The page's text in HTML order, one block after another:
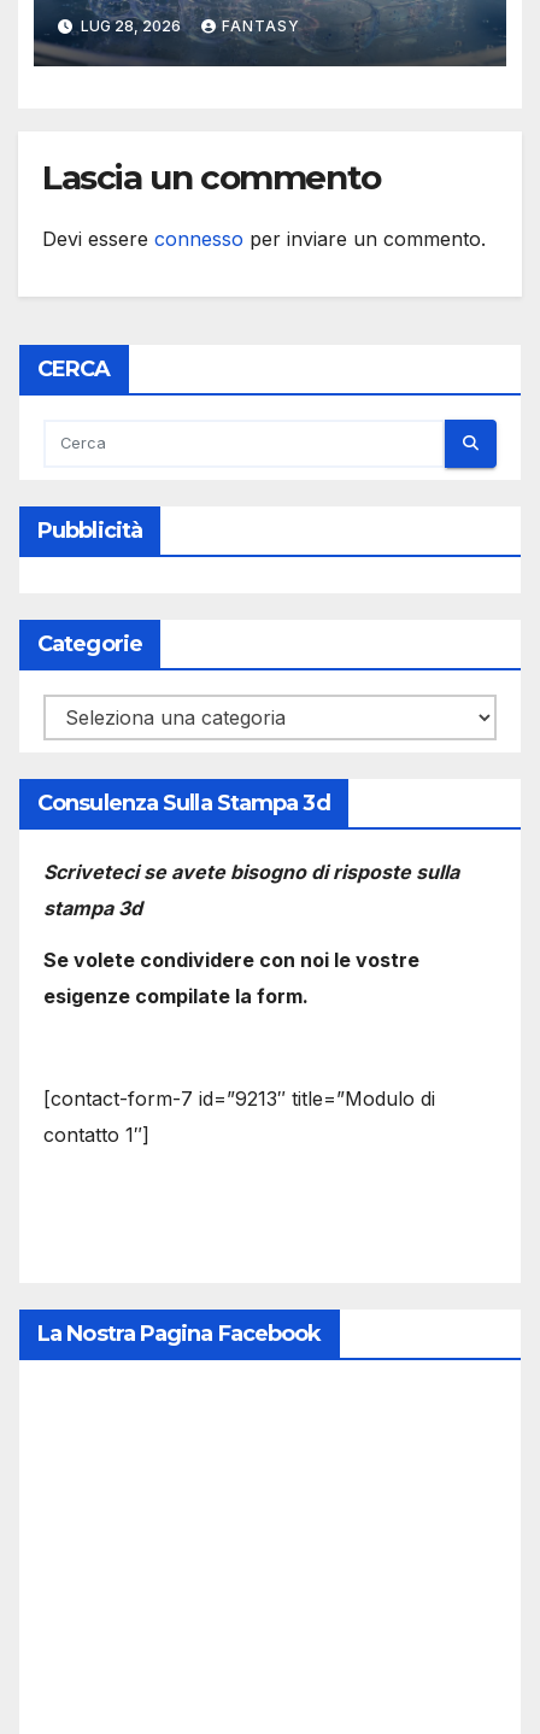
stampabile in 3D che imita le
membrane dei tessuti
LUG 28, 2026 FANTASY
Lascia un commento
Devi essere connesso per inviare un commento.
CERCA
Pubblicità
Categorie
Categorie
Consulenza Sulla Stampa 3d
Scriveteci se avete bisogno di risposte sulla
stampa 3d
Se volete condividere con noi le vostre
esigenze compilate la form.
[contact-form-7 id=”9213″ title=”Modulo di
contatto 1″]
La Nostra Pagina Facebook